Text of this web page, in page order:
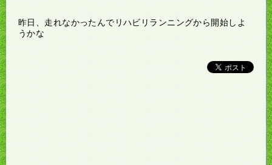
昨日、走れなかったんでリハビリランニングから開始しよ
うかな